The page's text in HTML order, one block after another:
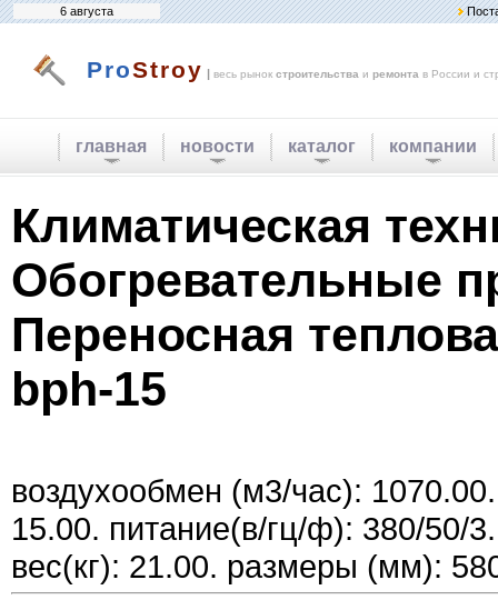
6 августа
ProStroy | весь рынок строительства и ремонта в России и
главная новости каталог компании
Климатическая
Обогревательные
Переносная
bph-15
воздухообмен (м3/час):
15.00. питание(в/гц/ф): 380/50/
вес(кг): 21.00. размеры (мм):